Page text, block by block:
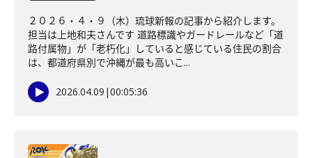
２０２６・４・９（木）琉球新報の記事から紹介します。
担当は上地和夫さんです 道路標識やガードレールなど「道
路付属物」が「老朽化」していると感じている住民の割合
は、都道府県別で沖縄が最も高いこ...
2026.04.09 |00:05:36